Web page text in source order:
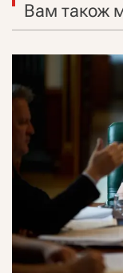
Вам також